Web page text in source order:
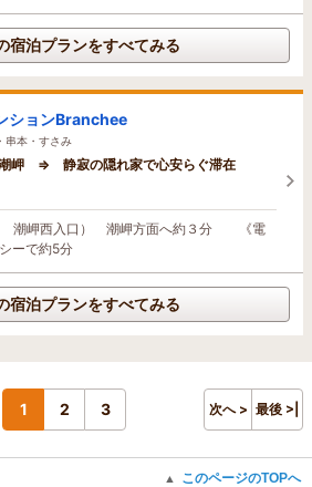
宿泊プランをすべてみる
ションBranchee
串本・すさみ
岬 ⇒ 静寂の隠れ家で心安らぐ滞在
潮岬西入口） 潮岬方面へ約３分 《電
ーで約5分
宿泊プランをすべてみる
1 2 3 次へ > 最後 >|
▲ このページのTOPへ